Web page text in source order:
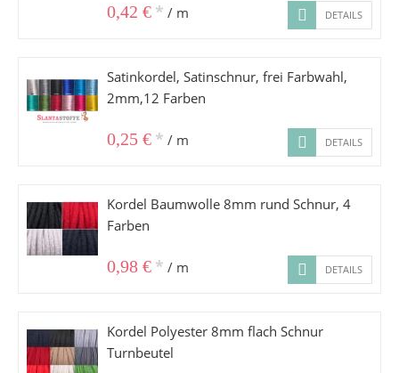
0,42 € * / m DETAILS
Satinkordel, Satinschnur, frei Farbwahl,
2mm,12 Farben
0,25 € * / m DETAILS
Kordel Baumwolle 8mm rund Schnur, 4
Farben
0,98 € * / m DETAILS
Kordel Polyester 8mm flach Schnur
Turnbeutel